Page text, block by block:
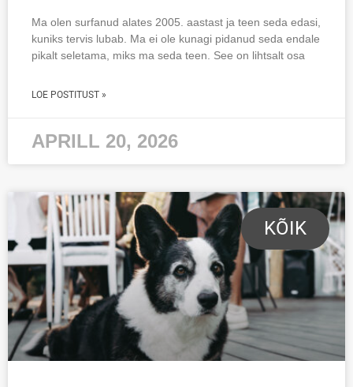
Ma olen surfanud alates 2005. aastast ja teen seda edasi,
kuniks tervis lubab. Ma ei ole kunagi pidanud seda endale
pikalt seletama, miks ma seda teen. See on lihtsalt osa
LOE POSTITUST »
APRILL 20, 2026
KÕIK